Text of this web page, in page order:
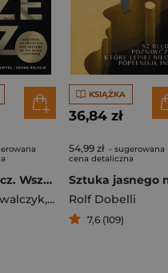
Męska rzecz. Wszystko, co mężczyzna musi wiedzieć, by żyć długo i aktywnie
, Dawid Krawczyk
KSIĄŻKA
36,84 zł
54,99 zł - sugerowana
cena detaliczna
Rolf Dobelli
7,6 (109)